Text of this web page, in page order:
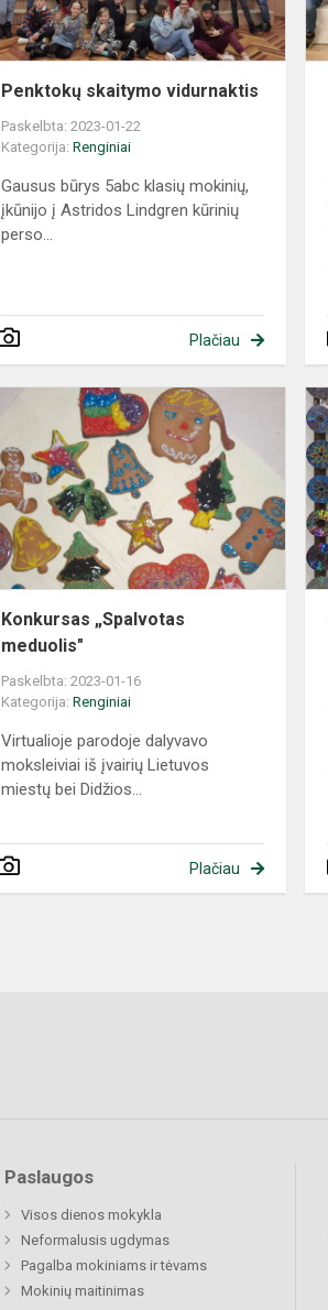
Penktokų skaitymo vidurnaktis
Paskelbta: 2023-01-22
Kategorija:Renginiai
Gausus būrys 5abc klasių mokinių,
įkūnijo į Astridos Lindgren kūrinių
perso...
Plačiau
Konkursas „Spalvotas
meduolis"
Paskelbta: 2023-01-16
Kategorija:Renginiai
Virtualioje parodoje dalyvavo
moksleiviai iš įvairių Lietuvos
miestų bei Didžios...
Plačiau
Paslaugos
Visos dienos mokykla
Neformalusis ugdymas
Pagalba mokiniams ir tėvams
Mokinių maitinimas